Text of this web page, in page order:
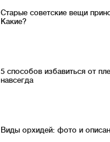
Старые советские вещи
Какие?
5 способов избавиться от
навсегда
Виды орхидей: фото и